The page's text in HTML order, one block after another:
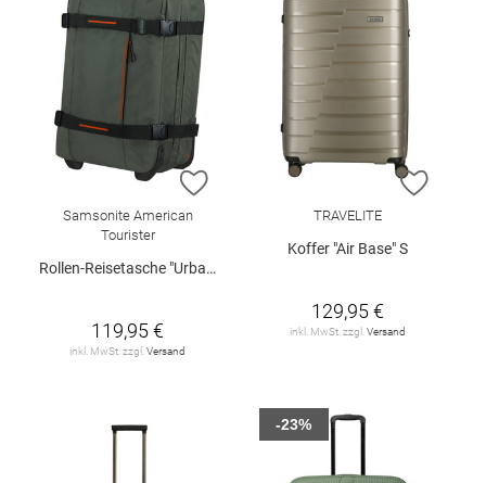
ZUR WUNSCHLISTE HINZUFÜGEN
Samsonite American
Tourister
Rollen-Reisetasche "Urban Track", Gr. S
119,95 €
inkl. MwSt. zzgl.Versand
ZUR
TRAVELITE
Koffer "Air Base" S
129,95 €
inkl. MwSt. zzgl.Versand
-23%